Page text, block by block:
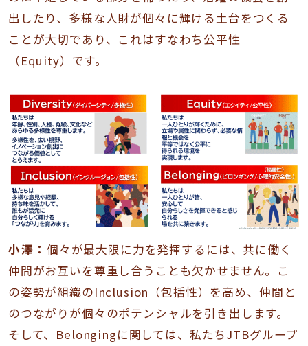
出したり、多様な人財が個々に輝ける土台をつくる
ことが大切であり、これはすなわち公平性
（Equity）です。
小澤： 個々が最大限に力を発揮するには、共に働く
仲間がお互いを尊重し合うことも欠かせません。こ
の姿勢が組織のInclusion（包括性）を高め、仲間と
のつながりが個々のポテンシャルを引き出します。
そして、Belongingに関しては、私たちJTBグループ